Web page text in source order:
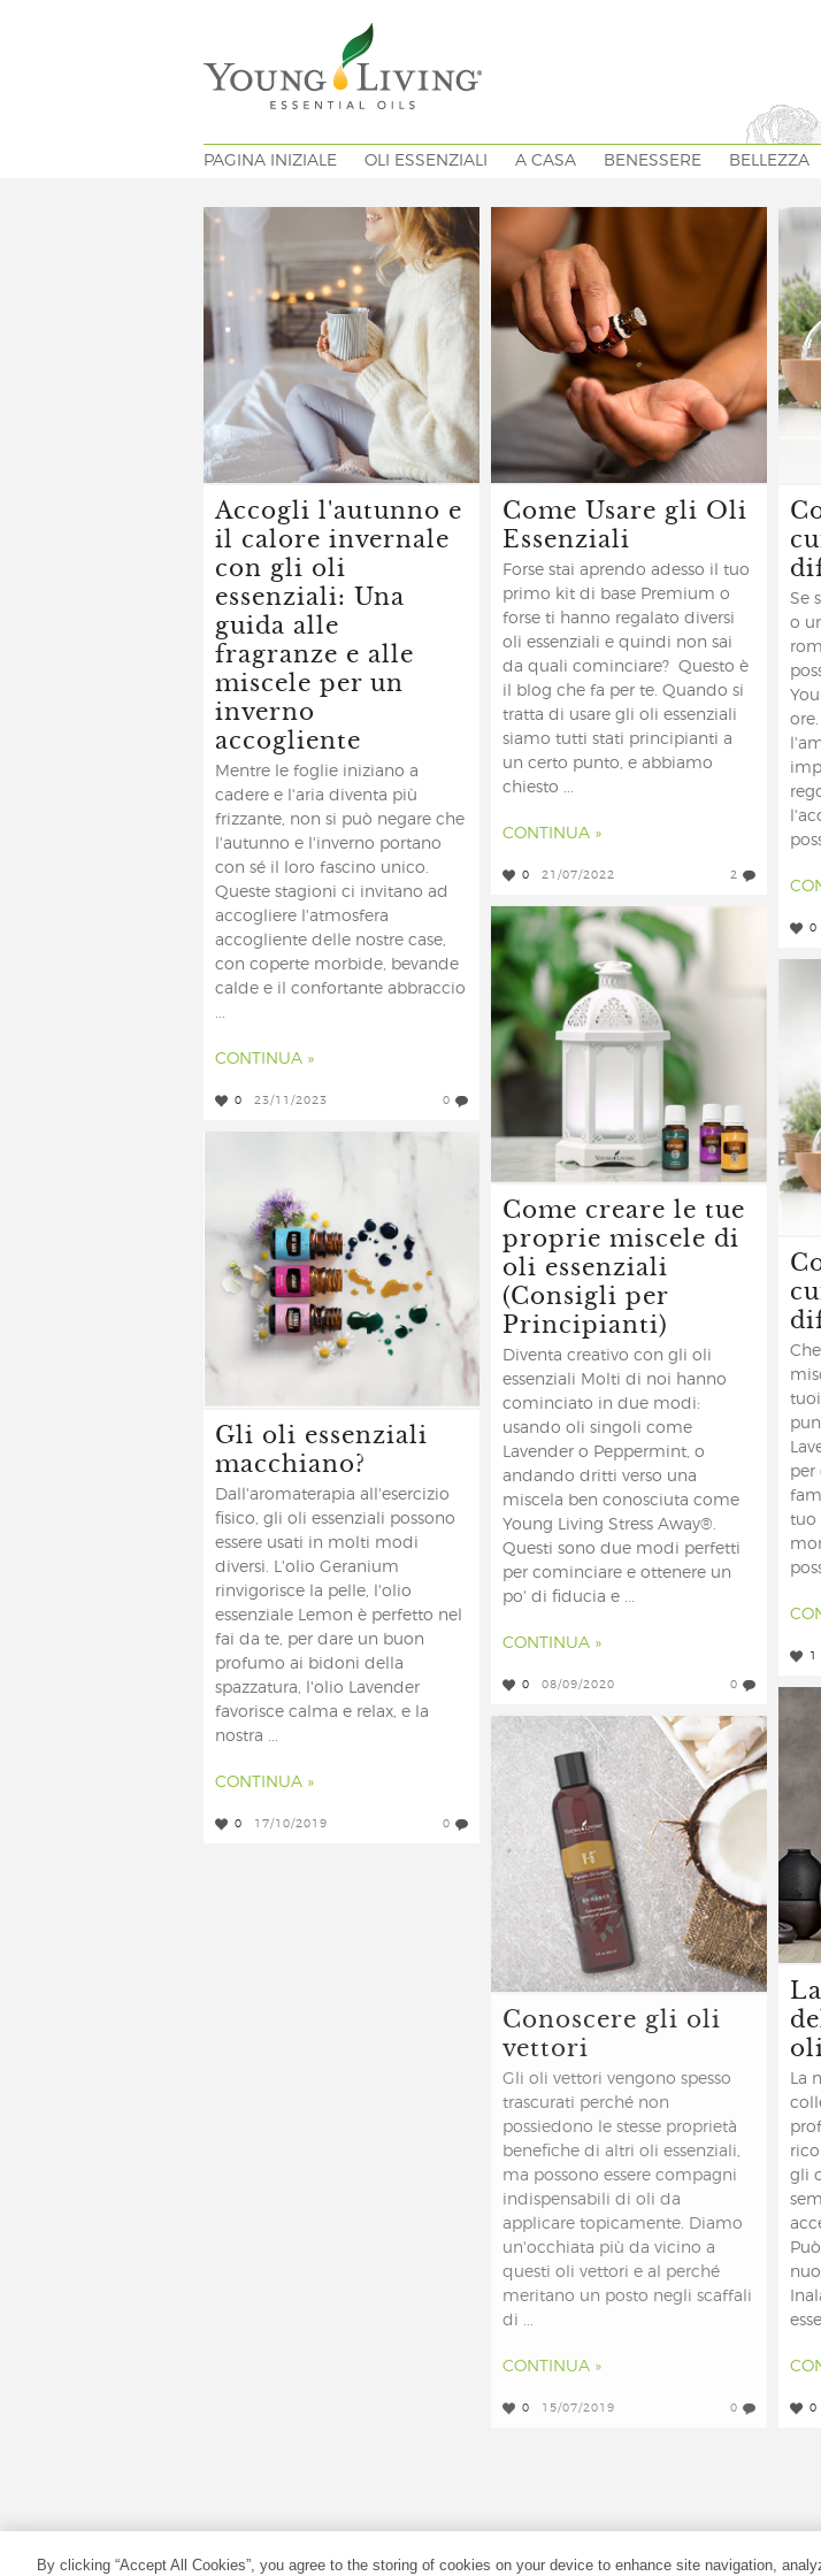
PAGINA INIZIALE OLI ESSENZIALI A CASA BENESSERE BELLEZZA
Accogli l'autunno e
il calore invernale
con gli oli
essenziali: Una
guida alle
fragranze e alle
miscele per un
inverno
accogliente
Mentre le foglie iniziano a
cadere e l'aria diventa più
frizzante, non si può negare che
l'autunno e l'inverno portano
con sé il loro fascino unico.
Queste stagioni ci invitano ad
accogliere l'atmosfera
accogliente delle nostre case,
con coperte morbide, bevande
calde e il confortante abbraccio
...
CONTINUA »
0 23/11/2023 0
Come Usare gli Oli
Essenziali
Forse stai aprendo adesso il tuo
primo kit di base Premium o
forse ti hanno regalato diversi
oli essenziali e quindi non sai
da quali cominciare? Questo è
il blog che fa per te. Quando si
tratta di usare gli oli essenziali
siamo tutti stati principianti a
un certo punto, e abbiamo
chiesto ...
CONTINUA »
0 21/07/2022 2
Se
o
0
Come creare le tue
proprie miscele di
oli essenziali
(Consigli per
Principianti)
Diventa creativo con gli oli
essenziali Molti di noi hanno
cominciato in due modi:
usando oli singoli come
Lavender o Peppermint, o
andando dritti verso una
miscela ben conosciuta come
Young Living Stress Away®.
Questi sono due modi perfetti
per cominciare e ottenere un
po' di fiducia e ...
CONTINUA »
0 08/09/2020 0
per
tuo
1
Gli oli essenziali
macchiano?
Dall'aromaterapia all'esercizio
fisico, gli oli essenziali possono
essere usati in molti modi
diversi. L'olio Geranium
rinvigorisce la pelle, l'olio
essenziale Lemon è perfetto nel
fai da te, per dare un buon
profumo ai bidoni della
spazzatura, l'olio Lavender
favorisce calma e relax, e la
nostra ...
CONTINUA »
0 17/10/2019 0
La
gli
0
Conoscere gli oli
vettori
Gli oli vettori vengono spesso
trascurati perché non
possiedono le stesse proprietà
benefiche di altri oli essenziali,
ma possono essere compagni
indispensabili di oli da
applicare topicamente. Diamo
un'occhiata più da vicino a
questi oli vettori e al perché
meritano un posto negli scaffali
di ...
CONTINUA »
0 15/07/2019 0
By clicking “Accept All Cookies”, you agree to the storing of cookies on your device to enhance site navigation,